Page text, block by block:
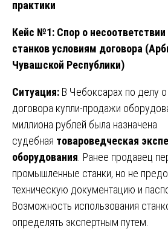
практики
Кейс №1: Спор о
станков условиям договора
Чувашской Республики)
Ситуация: В Чебоксарах по делу
договора купли-продажи
миллиона рублей была назначена
судебная товароведческая
оборудования . Ранее продавец
промышленные станки, но не
техническую документацию и
Возможность использования
определять экспертным путем.